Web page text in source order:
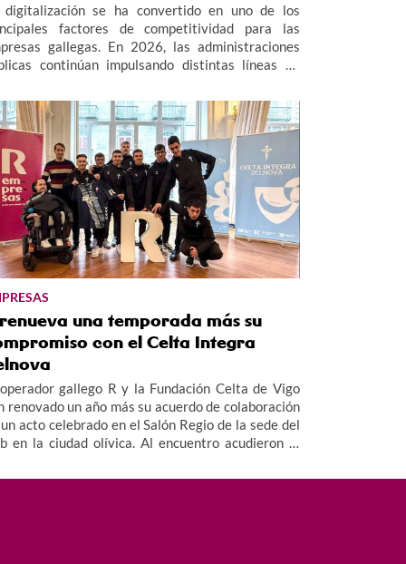
digitalización se ha convertido en uno de los
factores de competitividad para las
gallegas. En 2026, las administraciones
continúan impulsando distintas líneas de
digitales y fomentar la innovación en el
empresarial, especialmente en el ámbito de las
una temporada más su
con el Celta Integra
gallego R y la Fundación Celta de Vigo
renovado un año más su acuerdo de colaboración
acto celebrado en el Salón Regio de la sede del
en la ciudad olívica. Al encuentro acudieron el
de R y de MasOrange en Galicia, Alfredo